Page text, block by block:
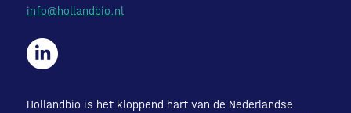
info@hollandbio.nl
Hollandbio is het kloppend hart van de Nederlandse